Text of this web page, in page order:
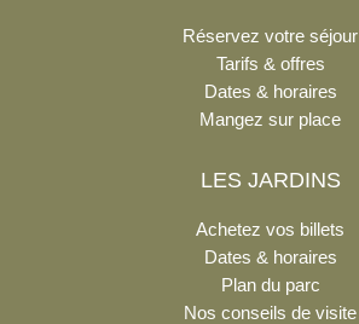
Réservez votre séjour
Tarifs & offres
Dates & horaires
Mangez sur place
LES JARDINS
Achetez vos billets
Dates & horaires
Plan du parc
Nos conseils de visite